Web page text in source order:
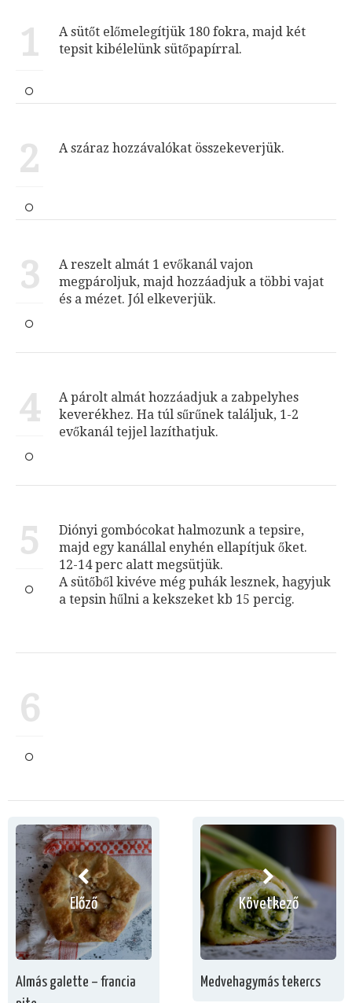
1
A sütőt előmelegítjük 180 fokra, majd két
tepsit kibélelünk sütőpapírral.
2 A száraz hozzávalókat összekeverjük.
3
A reszelt almát 1 evőkanál vajon
megpároljuk, majd hozzáadjuk a többi vajat
és a mézet. Jól elkeverjük.
4
A párolt almát hozzáadjuk a zabpelyhes
keverékhez. Ha túl sűrűnek találjuk, 1-2
evőkanál tejjel lazíthatjuk.
5
Diónyi gombócokat halmozunk a tepsire,
majd egy kanállal enyhén ellapítjuk őket.
12-14 perc alatt megsütjük.
A sütőből kivéve még puhák lesznek, hagyjuk
a tepsin hűlni a kekszeket kb 15 percig.
6
Előző
Almás galette – francia
Következő
Medvehagymás tekercs